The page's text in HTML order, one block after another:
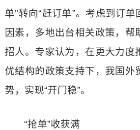
单”转向“赶订单”。考虑到订
因素，多地出台相关政策，帮
招人。专家认为，在更大力度
优结构的政策支持下，我国外
势，实现“开门稳”。
“抢单”收获满